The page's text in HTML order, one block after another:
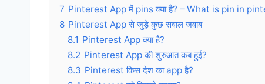
7 Pinterest App में pins क्या है? – What is pin in
8 Pinterest App से जुड़े कुछ सवाल जवाब
8.1 Pinterest App क्या है?
8.2 Pinterest App की शुरुआत कब हुई?
8.3 Pinterest किस देश का app है?